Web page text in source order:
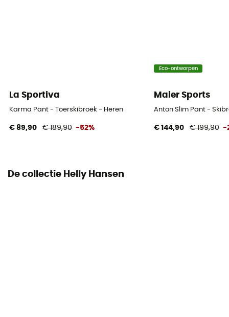
Zakken
2 zakken
Materiaal
La Sportiva
Karma Pant - Toerskibroek - Heren
€ 89,90 € 189,90 -52%
Eco-ontworpen
Maier Sports
Anton Slim Pant -
€ 144,90 € 199,90 -
De collectie Helly Hansen